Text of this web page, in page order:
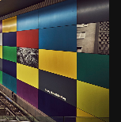
: 10mm |
400